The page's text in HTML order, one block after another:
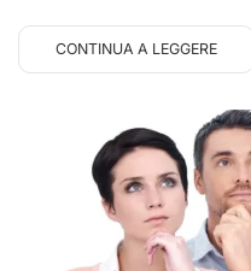
CONTINUA A LEGGERE